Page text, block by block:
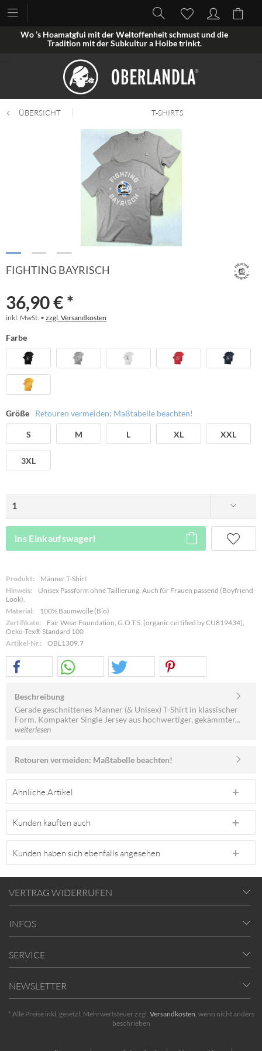
Wo ’s Hoamatgfui mit der Weltoffenheit schmust und die
Tradition mit der Subkultur a Hoibe trinkt.
ÜBERSICHT T-SHIRTS
FIGHTING BAYRISCH
36,90 € *
inkl. MwSt. • zzgl. Versandkosten
Farbe
Größe Retouren vermeiden: Maßtabelle beachten!
S M L XL XXL
3XL
ins Einkaufswagerl
Produkt:
Männer T-Shirt
Hinweis:
Unisex Passform ohne Taillierung. Auch für Frauen passend (Boyfriend-
Look).
Material:
100% Baumwolle (Bio)
Zertifikate:
Fair Wear Foundation, G.O.T.S. (organic certified by CU819434),
Oeko-Tex® Standard 100
Artikel-Nr.:
OBL1309.7
Beschreibung
Gerade geschnittenes Männer (& Unisex) T-Shirt in klassischer
Form. Kompakter Single Jersey aus hochwertiger, gekämmter...
weiterlesen
Retouren vermeiden: Maßtabelle beachten!
Ähnliche Artikel
Kunden kauften auch
Kunden haben sich ebenfalls angesehen
VERTRAG WIDERRUFEN
INFOS
SERVICE
NEWSLETTER
* Alle Preise inkl. gesetzl. Mehrwertsteuer zzgl. Versandkosten, wenn nicht anders
beschrieben